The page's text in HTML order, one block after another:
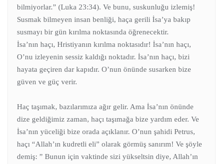
bilmiyorlar.” (Luka 23:34). Ve bunu, suskunluğu izlemiş!
Susmak bilmeyen insan benliği, haça gerili İsa’ya bakıp
susmayı bir gün kırılma noktasında öğrenecektir.
İsa’nın haçı, Hristiyanın kırılma noktasıdır! İsa’nın haçı,
O’nu izleyenin sessiz kaldığı noktadır. İsa’nın haçı, bizi
hayata geçiren dar kapıdır. O’nun önünde susarken bize
güven ve güç verir.
Haç taşımak, bazılarımıza ağır gelir. Ama İsa’nın önünde
dize geldiğimiz zaman, haçı taşımağa bize yardım eder. Ve
İsa’nın yüceliği bize orada açıklanır. O’nun şahidi Petrus,
haçı “Allah’ın kudretli eli” olarak görmüş sanırım! Ve şöyle
demiş: ” Bunun için vaktinde sizi yükseltsin diye, Allah’ın